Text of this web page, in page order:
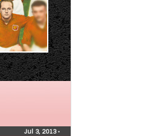
Jul 3, 2013•